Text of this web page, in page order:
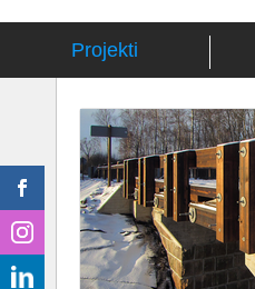
Projekti